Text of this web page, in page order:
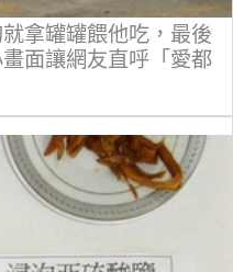
拿罐罐餵他吃，最後
面讓網友直呼「愛都